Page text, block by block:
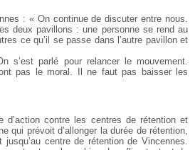
: « On continue de discuter entre nous.
deux pavillons : une personne se rend au
ce qu’il se passe dans l’autre pavillon et
s’est parlé pour relancer le mouvement.
pas le moral. Il ne faut pas baisser les
d’action contre les centres de rétention et
qui prévoit d’allonger la durée de rétention,
centre de rétention de Vincennes.